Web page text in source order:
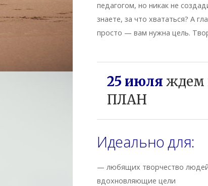
педагогом, но никак не
знаете, за что хвататься? А
просто — вам нужна цель.
25 июля ждем
ПЛАН
Идеально для:
— любящих творчество
вдохновляющие цели